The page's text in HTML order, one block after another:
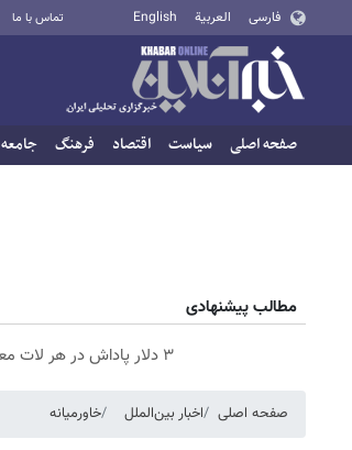
فارسی العربية English تماس با ما
صفحه اصلی سیاست اقتصاد فرهنگ جامعه
مطالب پیشنهادی
۳ دلار پاداش در هر لات معاملاتی در بروکر اینوسلو
صفحه اصلی اخبار بین‌الملل خاورمیانه